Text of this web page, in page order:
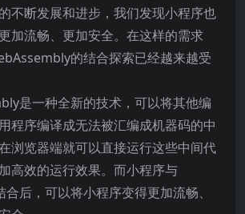
不断发展和进步，我们发现小程序也
加流畅、更加安全。在这样的需求
的结合探索已经越来越受
是一种全新的技术，可以将其他编
程序编译成无法被汇编成机器码的中
浏览器端就可以直接运行这些中间代
高效的运行效果。而小程序与
后，可以将小程序变得更加流畅、